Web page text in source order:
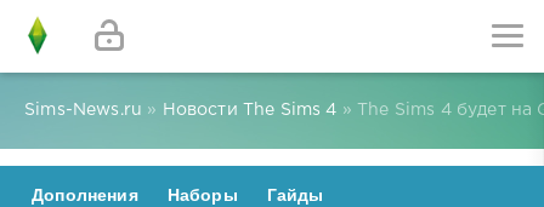
Sims-News.ru » Новости The Sims 4 » The Sims 4 будет на
Дополнения Наборы Гайды